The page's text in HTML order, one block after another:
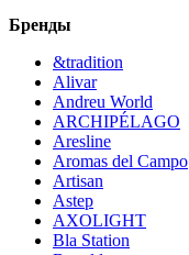
Бренды
&tradition
Alivar
Andreu World
ARCHIPÉLAGO
Aresline
Aromas del Campo
Artisan
Astep
AXOLIGHT
Bla Station